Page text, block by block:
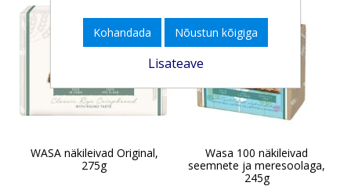
WASA näkileivad Original,
275g
Wasa 100 näkileivad
seemnete ja meresoolaga,
245g
Kohandada Nõustun kõigiga
Lisateave